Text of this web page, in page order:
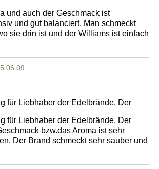
und auch der Geschmack ist
und gut balanciert. Man schmeckt
sie drin ist und der Williams ist einfach
06:09
5 Sternen
für Liebhaber der Edelbrände. Der
für Liebhaber der Edelbrände. Der
bzw.das Aroma ist sehr
Der Brand schmeckt sehr sauber und